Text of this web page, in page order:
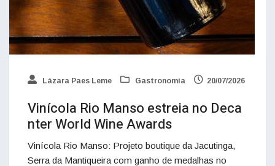
Lázara Paes Leme Gastronomia 20/07/2026
Vinícola Rio Manso estreia no Deca
nter World Wine Awards
Vinícola Rio Manso: Projeto boutique da Jacutinga,
Serra da Mantiqueira com ganho de medalhas no